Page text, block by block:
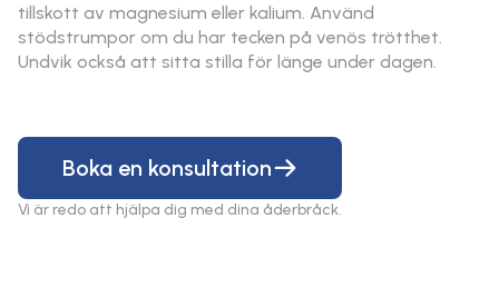
tillskott av magnesium eller kalium. Använd
stödstrumpor om du har tecken på venös trötthet.
Undvik också att sitta stilla för länge under dagen.
Boka en konsultation
Vi är redo att hjälpa dig med dina åderbråck.